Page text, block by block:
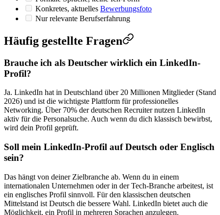
Konkretes, aktuelles Bewerbungsfoto
Nur relevante Berufserfahrung
Häufig gestellte Fragen
Brauche ich als Deutscher wirklich ein LinkedIn-
Profil?
Ja. LinkedIn hat in Deutschland über 20 Millionen Mitglieder (Stand
2026) und ist die wichtigste Plattform für professionelles
Networking. Über 70% der deutschen Recruiter nutzen LinkedIn
aktiv für die Personalsuche. Auch wenn du dich klassisch bewirbst,
wird dein Profil geprüft.
Soll mein LinkedIn-Profil auf Deutsch oder Englisch
sein?
Das hängt von deiner Zielbranche ab. Wenn du in einem
internationalen Unternehmen oder in der Tech-Branche arbeitest, ist
ein englisches Profil sinnvoll. Für den klassischen deutschen
Mittelstand ist Deutsch die bessere Wahl. LinkedIn bietet auch die
Möglichkeit, ein Profil in mehreren Sprachen anzulegen.